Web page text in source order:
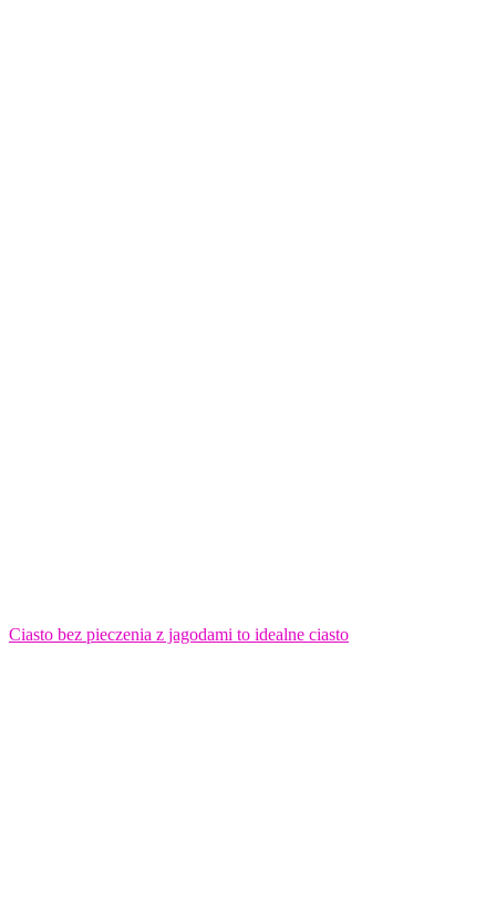
Ciasto bez pieczenia z jagodami to idealne ciasto